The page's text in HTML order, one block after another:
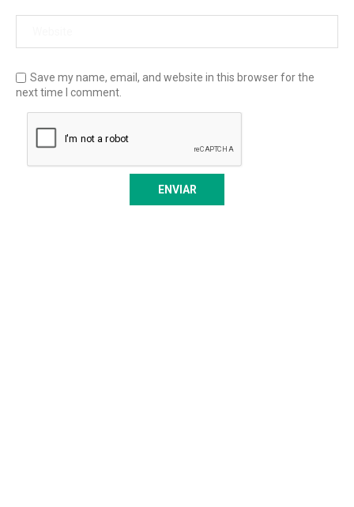
Save my name, email, and website in this browser for the
next time I comment.